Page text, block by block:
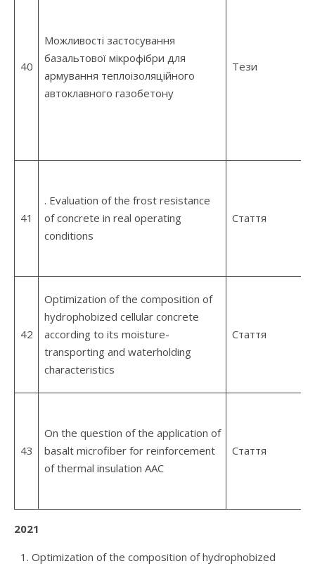
40
Можливості застосування
базальтової мікрофібри для
армування теплоізоляційного
автоклавного газобетону
Тези
41
. Evaluation of the frost resistance
of concrete in real operating
conditions
Стаття
42
Optimization of the composition of
hydrophobized cellular concrete
according to its moisture-
transporting and waterholding
characteristics
Стаття
43
On the question of the application of
basalt microfiber for reinforcement
of thermal insulation AAC
Стаття
2021
Optimization of the composition of hydrophobized